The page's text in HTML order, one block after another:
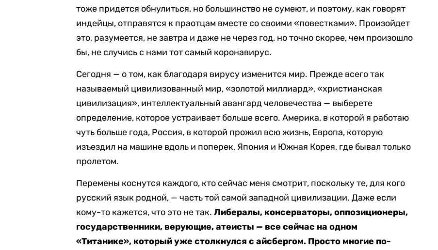
тоже придется обнулиться, но большинство не сумеют, и поэтому, как говорят
индейцы, отправятся к праотцам вместе со своими «повестками». Произойдет
это, разумеется, не завтра и даже не через год, но точно скорее, чем произошло
бы, не случись с нами тот самый коронавирус.
Сегодня — о том, как благодаря вирусу изменится мир. Прежде всего так
называемый цивилизованный мир, «золотой миллиард», «христианская
цивилизация», интеллектуальный авангард человечества — выберете
определение, которое устраивает больше всего. Америка, в которой я работаю
чуть больше года, Россия, в которой прожил всю жизнь, Европа, которую
изъездил на машине вдоль и поперек, Япония и Южная Корея, где бывал только
пролетом.
Перемены коснутся каждого, кто сейчас меня смотрит, поскольку те, для кого
русский язык родной, — часть той самой западной цивилизации. Даже если
кому-то кажется, что это не так.Либералы, консерваторы, оппозиционеры,
государственники, верующие, атеисты — все сейчас на одном
«Титанике», который уже столкнулся с айсбергом. Просто многие по-